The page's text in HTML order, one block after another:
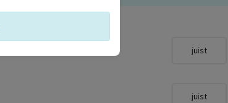
juist
juist